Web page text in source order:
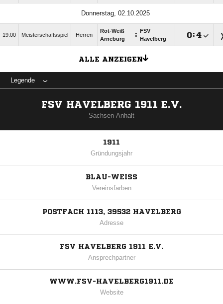
Donnerstag, 02.10.2025
19:00 Meisterschaftsspiel Herren
Rot-Weiß
Arneburg
:
FSV
Havelberg
:
ALLE ANZEIGEN
Legende
FSV HAVELBERG 1911 E.V.
Sachsen-Anhalt
1911
Gründungsjahr
BLAU-WEISS
Vereinsfarben
POSTFACH 1113, 39532 HAVELBERG
Adresse
FSV HAVELBERG 1911 E.V.
Ansprechpartner
WWW.FSV-HAVELBERG1911.DE
Website